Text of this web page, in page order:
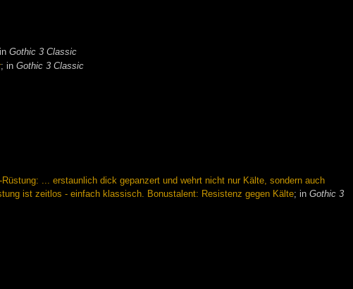
Gothic 3 Classic
; inGothic 3 Classic
Rüstung: ... erstaunlich dick gepanzert und wehrt nicht nur Kälte, sondern auch
ist zeitlos - einfach klassisch. Bonustalent: Resistenz gegen Kälte; inGothic 3